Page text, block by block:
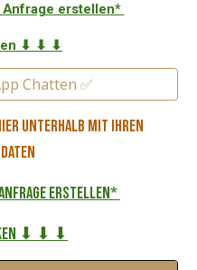
erstellen*
⬇ ⬇ ⬇
Chatten ✅
unterhalb mit Ihren
erstellen*
⬇ ⬇ ⬇